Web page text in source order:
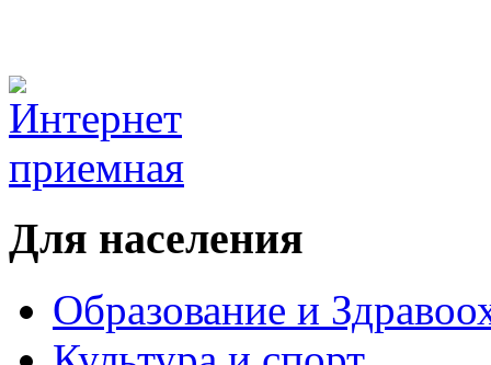
Для населения
Образование и